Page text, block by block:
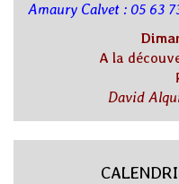
Amaury Calvet : 05 63
A la
David